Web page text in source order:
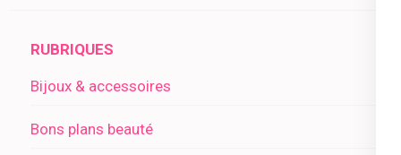
RUBRIQUES
Bijoux & accessoires
Bons plans beauté